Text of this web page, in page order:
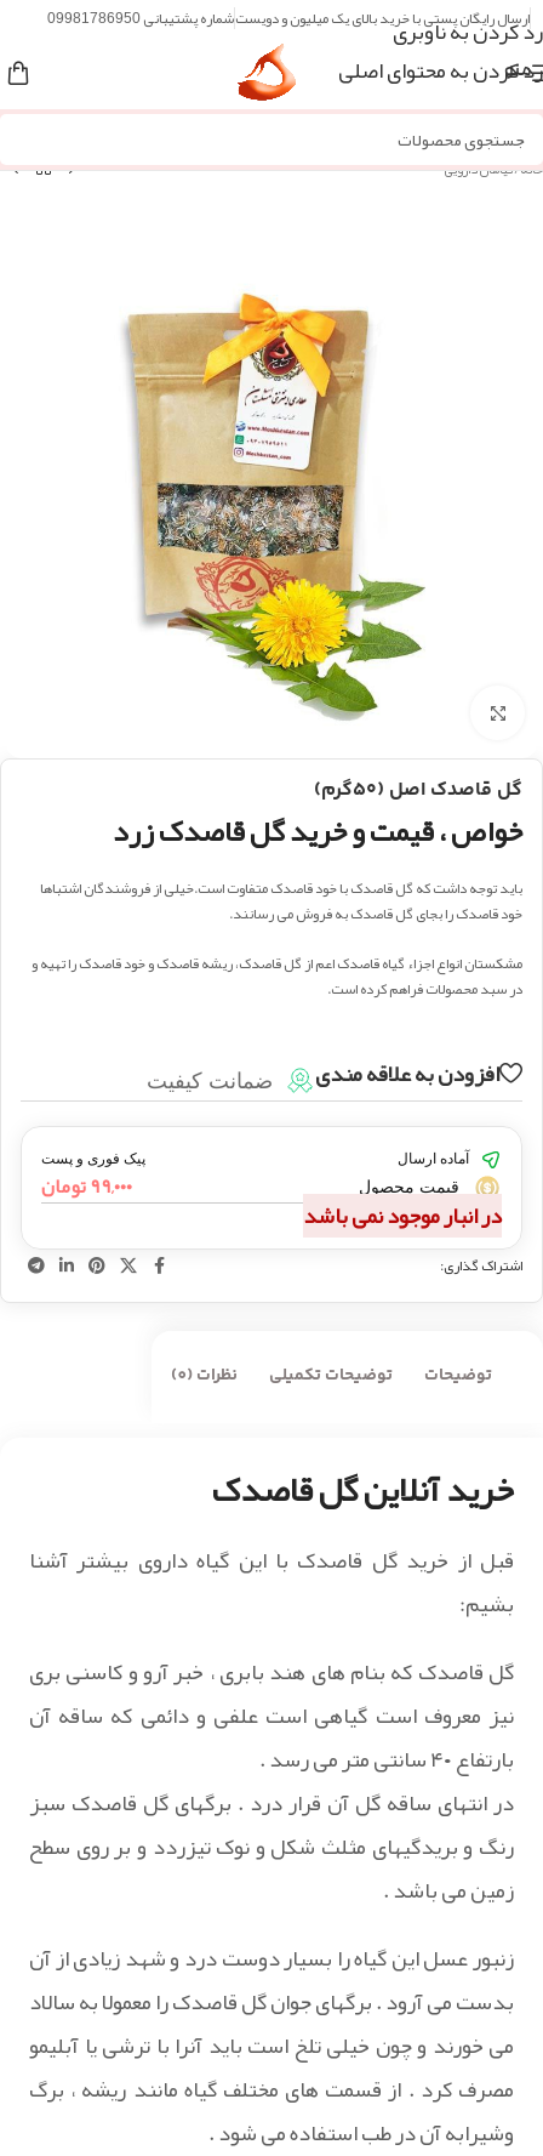
رد کردن به ناوبری
رد کردن به محتوای اصلی
ارسال رایگان پستی با خرید بالای یک میلیون و دویستشماره پشتیبانی 09981786950
منو
خانه/گیاهان دارویی
بزرگنمایی تصویر
گل قاصدک اصل (۵۰گرم)
خواص ، قیمت و خرید گل قاصدک زرد
باید توجه داشت که گل قاصدک با خود قاصدک متفاوت است.خیلی از فروشندگان اشتباها
خود قاصدک را بجای گل قاصدک به فروش می رسانند.
مشکستان انواع اجزاء گیاه قاصدک اعم از گل قاصدک، ریشه قاصدک و خود قاصدک را تهیه و
در سبد محصولات فراهم کرده است.
افزودن به علاقه مندی ضمانت کیفیت
آماده ارسال پیک فوری و پست
قیمت محصول ۹۹,۰۰۰تومان
در انبار موجود نمی باشد
اشتراک گذاری:
توضیحات توضیحات تکمیلی نظرات (0)
خرید آنلاین گل قاصدک
قبل از خرید گل قاصدک با این گیاه داروی بیشتر آشنا
بشیم:
گل قاصدک که بنام های هند بابری ، خبر آرو و کاسنی بری
نیز معروف است گیاهی است علفی و دائمی که ساقه آن
بارتفاع ۴۰ سانتی متر می رسد .
در انتهای ساقه گل آن قرار درد . برگهای گل قاصدک سبز
رنگ و بریدگیهای مثلث شکل و نوک تیزردد و بر روی سطح
زمین می باشد .
زنبور عسل این گیاه را بسیار دوست درد و شهد زیادی از آن
بدست می آرود . برگهای جوان گل قاصدک را معمولا به سالاد
می خورند و چون خیلی تلخ است باید آنرا با ترشی یا آبلیمو
مصرف کرد . از قسمت های مختلف گیاه مانند ریشه ، برگ
وشیرابه آن در طب استفاده می شود .